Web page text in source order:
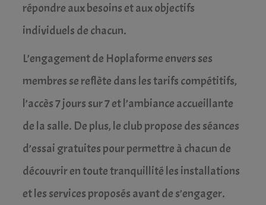
répondre aux besoins et aux objectifs
individuels de chacun.
L’engagement de Hoplaforme envers ses
membres se reflète dans les tarifs compétitifs,
l’accès 7 jours sur 7 et l’ambiance accueillante
de la salle. De plus, le club propose des séances
d’essai gratuites pour permettre à chacun de
découvrir en toute tranquillité les installations
et les services proposés avant de s’engager.